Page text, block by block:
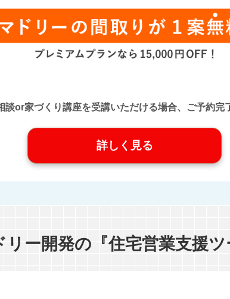
or家づくり講座を受講いただける場合、ご予約完
詳しく見る
リー開発の『住宅営業支援ツ